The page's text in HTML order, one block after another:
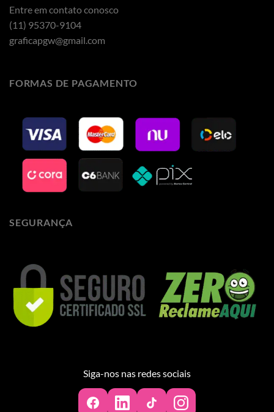
Entre em contato conosco
(11) 95370-9104
graficapgw@gmail.com
FORMAS DE PAGAMENTO
SEGURANÇA
Siga-nos nas redes sociais